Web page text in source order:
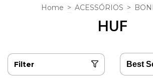
Home > ACESSÓRIOS >
HUF
Filter